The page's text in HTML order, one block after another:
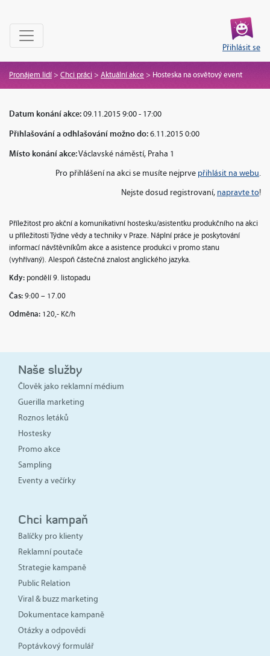
Přihlásit se
Pronájem lidí> Chci práci > Aktuální akce > Hosteska na osvětový event
Datum konání akce:09.11.2015 9:00 - 17:00
Přihlašování a odhlašování možno do:6.11.2015 0:00
Místo konání akce:Václavské náměstí, Praha 1
Pro přihlášení na akci se musíte nejprve přihlásit na webu.
Nejste dosud registrovaní, napravte to!
Příležitost pro akční a komunikativní hostesku/asistentku produkčního na akci
u příležitosti Týdne vědy a techniky v Praze. Náplní práce je poskytování
informací návštěvníkům akce a asistence produkci v promo stanu
(vyhřívaný). Alespoň částečná znalost anglického jazyka.
Kdy: pondělí 9. listopadu
Čas: 9:00 – 17.00
Odměna: 120,- Kč/h
Naše služby
Člověk jako reklamní médium
Guerilla marketing
Roznos letáků
Hostesky
Promo akce
Sampling
Eventy a večírky
Chci kampaň
Balíčky pro klienty
Reklamní poutače
Strategie kampaně
Public Relation
Viral & buzz marketing
Dokumentace kampaně
Otázky a odpovědi
Poptávkový formulář